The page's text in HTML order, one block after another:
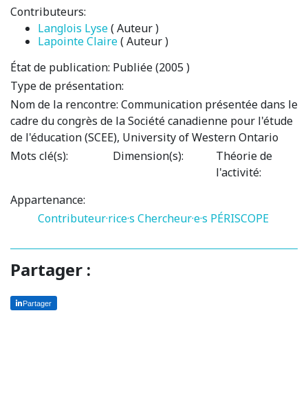
Contributeurs:
Langlois Lyse( Auteur )
Lapointe Claire( Auteur )
État de publication: Publiée (2005 )
Type de présentation:
Nom de la rencontre: Communication présentée dans le
cadre du congrès de la Société canadienne pour l'étude
de l'éducation (SCEE), University of Western Ontario
Mots clé(s):
Dimension(s):
Théorie de
l'activité:
Appartenance:
Contributeur·rice·s Chercheur·e·s PÉRISCOPE
Partager :
Partager